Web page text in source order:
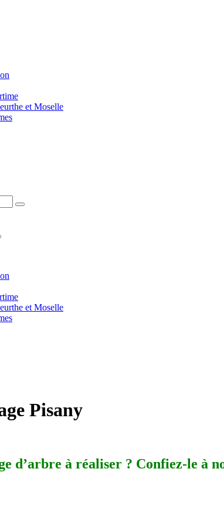
et Moselle
et Moselle
Pisany
d’arbre à réaliser ? Confiez-le à